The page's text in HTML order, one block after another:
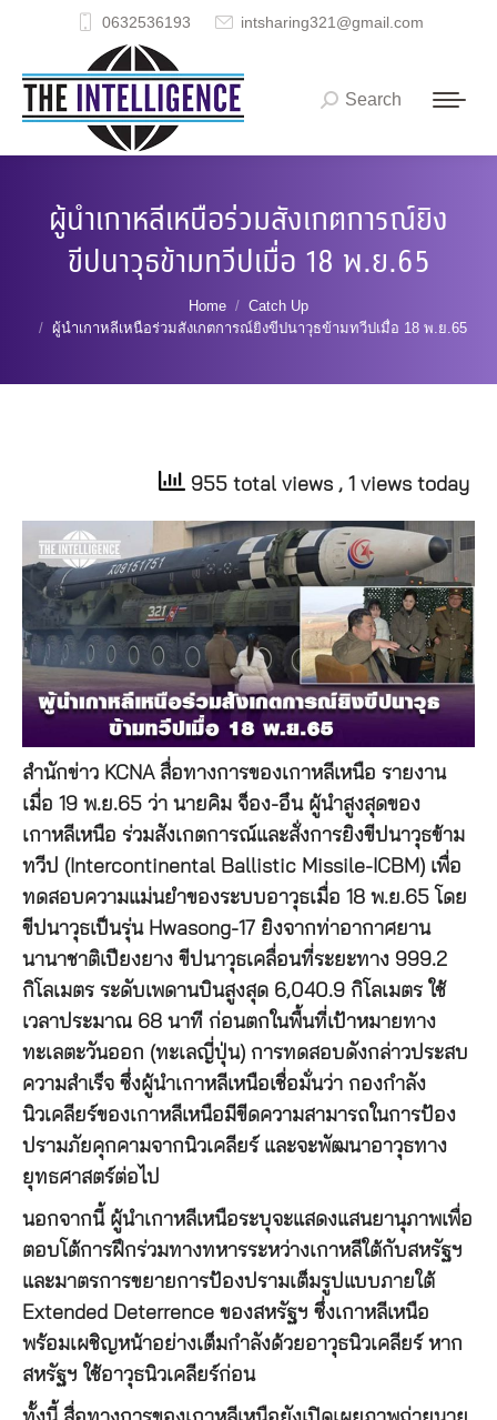
0632536193 intsharing321@gmail.com
Search:
Search
ผู้นำเกาหลีเหนือร่วมสังเกตการณ์ยิง
ขีปนาวุธข้ามทวีปเมื่อ 18 พ.ย.65
Home
Catch Up
ผู้นำเกาหลีเหนือร่วมสังเกตการณ์ยิงขีปนาวุธข้ามทวีปเมื่อ 18 พ.ย.65
955 total views , 1 views today
สำนักข่าว KCNA สื่อทางการของเกาหลีเหนือ รายงาน
เมื่อ 19 พ.ย.65 ว่า นายคิม จ็อง-อึน ผู้นำสูงสุดของ
เกาหลีเหนือ ร่วมสังเกตการณ์และสั่งการยิงขีปนาวุธข้าม
ทวีป (Intercontinental Ballistic Missile-ICBM) เพื่อ
ทดสอบความแม่นยำของระบบอาวุธเมื่อ 18 พ.ย.65 โดย
ขีปนาวุธเป็นรุ่น Hwasong-17 ยิงจากท่าอากาศยาน
นานาชาติเปียงยาง ขีปนาวุธเคลื่อนที่ระยะทาง 999.2
กิโลเมตร ระดับเพดานบินสูงสุด 6,040.9 กิโลเมตร ใช้
เวลาประมาณ 68 นาที ก่อนตกในพื้นที่เป้าหมายทาง
ทะเลตะวันออก (ทะเลญี่ปุ่น) การทดสอบดังกล่าวประสบ
ความสำเร็จ ซึ่งผู้นำเกาหลีเหนือเชื่อมั่นว่า กองกำลัง
นิวเคลียร์ของเกาหลีเหนือมีขีดความสามารถในการป้อง
ปรามภัยคุกคามจากนิวเคลียร์ และจะพัฒนาอาวุธทาง
ยุทธศาสตร์ต่อไป
นอกจากนี้ ผู้นำเกาหลีเหนือระบุจะแสดงแสนยานุภาพเพื่อ
ตอบโต้การฝึกร่วมทางทหารระหว่างเกาหลีใต้กับสหรัฐฯ
และมาตรการขยายการป้องปรามเต็มรูปแบบภายใต้
Extended Deterrence ของสหรัฐฯ ซึ่งเกาหลีเหนือ
พร้อมเผชิญหน้าอย่างเต็มกำลังด้วยอาวุธนิวเคลียร์ หาก
สหรัฐฯ ใช้อาวุธนิวเคลียร์ก่อน